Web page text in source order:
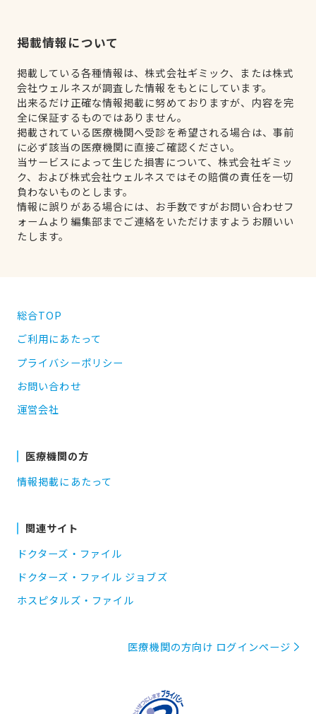
掲載情報について
掲載している各種情報は、株式会社ギミック、または株式
会社ウェルネスが調査した情報をもとにしています。
出来るだけ正確な情報掲載に努めておりますが、内容を完
全に保証するものではありません。
掲載されている医療機関へ受診を希望される場合は、事前
に必ず該当の医療機関に直接ご確認ください。
当サービスによって生じた損害について、株式会社ギミッ
ク、および株式会社ウェルネスではその賠償の責任を一切
負わないものとします。
情報に誤りがある場合には、お手数ですがお問い合わせフ
ォームより編集部までご連絡をいただけますようお願いい
たします。
総合TOP
ご利用にあたって
プライバシーポリシー
お問い合わせ
運営会社
医療機関の方
情報掲載にあたって
関連サイト
ドクターズ・ファイル
ドクターズ・ファイル ジョブズ
ホスピタルズ・ファイル
医療機関の方向け ログインページ